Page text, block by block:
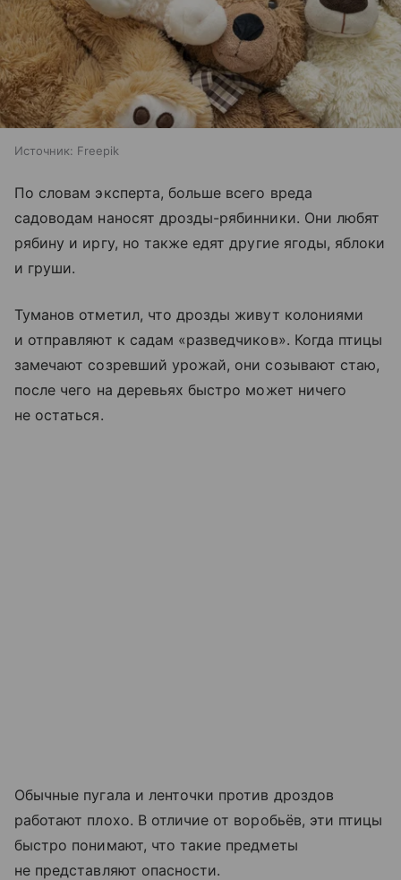
Источник: Freepik
По словам эксперта, больше всего вреда
садоводам наносят дрозды-рябинники. Они любят
рябину и иргу, но также едят другие ягоды, яблоки
и груши.
Туманов отметил, что дрозды живут колониями
и отправляют к садам «разведчиков». Когда птицы
замечают созревший урожай, они созывают стаю,
после чего на деревьях быстро может ничего
не остаться.
Обычные пугала и ленточки против дроздов
работают плохо. В отличие от воробьёв, эти птицы
быстро понимают, что такие предметы
не представляют опасности.